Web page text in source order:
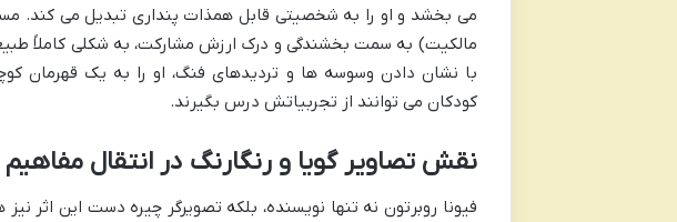
می بخشد و او را به شخصیتی قابل همذات پنداری تبدیل می کند.
مالکیت) به سمت بخشندگی و درک ارزش مشارکت، به شکلی کاملاً
با نشان دادن وسوسه ها و تردیدهای فنگ، او را به یک قهرمان
کودکان می توانند از تجربیاتش درس بگیرند.
نقش تصاویر گویا و رنگارنگ در انتقال مفاهیم
فیونا روبرتون نه تنها نویسنده، بلکه تصویرگر چیره دست این اثر